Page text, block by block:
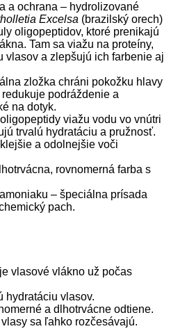
a ochrana – hydrolizované
Excelsa (brazilský orech)
oligopeptidov, ktoré prenikajú
Tam sa viažu na proteíny,
vlasov a zlepšujú ich farbenie aj
zložka chráni pokožku hlavy
podráždenie a
na dotyk.
viažu vodu vo vnútri
trvalú hydratáciu a pružnosť.
a odolnejšie voči
rovnomerná farba s
– špeciálna prísada
pach.
vlasové vlákno už počas
hydratáciu vlasov.
a dlhotrvácne odtiene.
sa ľahko rozčesávajú.